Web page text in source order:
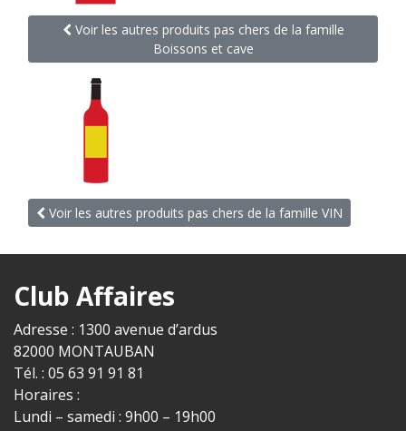
Voir les autres produits pas chers de la famille
Boissons et cave
Voir les autres produits pas chers de la famille VIN
Club Affaires
Adresse : 1300 avenue d’ardus
82000 MONTAUBAN
Tél. : 05 63 91 91 81
Horaires :
Lundi – samedi : 9h00 – 19h00